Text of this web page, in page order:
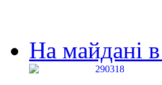
На майдані